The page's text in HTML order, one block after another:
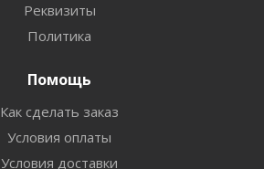
Реквизиты
Политика
Помощь
Как сделать заказ
Условия оплаты
Условия доставки